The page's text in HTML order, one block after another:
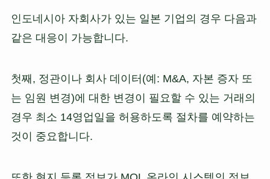
인도네시아 자회사가 있는 일본 기업의 경우 다음과
같은 대응이 가능합니다.
첫째, 정관이나 회사 데이터(예: M&A, 자본 증자 또
는 임원 변경)에 대한 변경이 필요할 수 있는 거래의
경우 최소 14영업일을 허용하도록 절차를 예약하는
것이 중요합니다.